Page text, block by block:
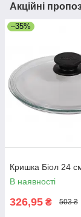
Акційні
–35%
Кришка Біол 24
В наявності
326,95 ₴ 503 ₴